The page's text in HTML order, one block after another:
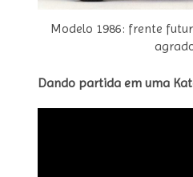
Modelo 1986: frente
Dando partida em uma